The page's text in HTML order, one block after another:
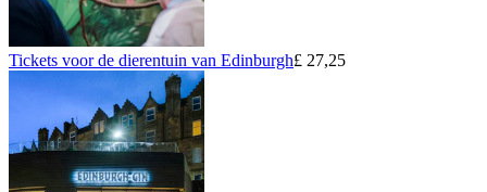
Tickets voor de dierentuin van Edinburgh£ 27,25